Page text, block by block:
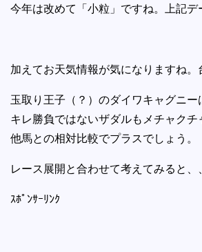
今年は改めて「小粒」ですね。上記デ
加えてお天気情報が気になりますね。
玉取り王子（？）のダイワキャグニ
キレ勝負ではないザダルもメチャク
他馬との相対比較でプラスでしょう。
レース展開と合わせて考えてみると、
ｽﾎﾟﾝｻｰﾘﾝｸ